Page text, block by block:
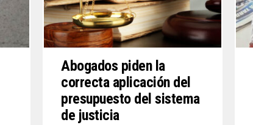
Abogados piden la
correcta aplicación del
presupuesto del sistema
de justicia